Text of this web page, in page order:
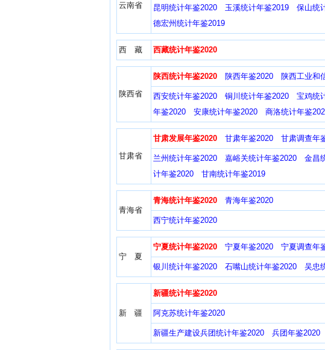
云南省 昆明统计年鉴2020 玉溪统计年鉴2019 保山统
德宏州统计年鉴2019
西 藏 西藏统计年鉴2020
陕西省
陕西统计年鉴2020 陕西年鉴2020 陕西工业和
西安统计年鉴2020 铜川统计年鉴2020 宝鸡统
年鉴2020
安康统计年鉴2020 商洛统计年鉴
甘肃省
甘肃发展年鉴2020 甘肃年鉴2020 甘肃调查年
兰州统计年鉴2020 嘉峪关统计年鉴2020 金昌
计年鉴2020
甘南统计年鉴2019
青海省
青海统计年鉴2020 青海年鉴2020
西宁统计年鉴2020
宁 夏
宁夏统计年鉴2020 宁夏年鉴2020 宁夏调查年
银川统计年鉴2020 石嘴山统计年鉴2020 吴忠
新 疆
新疆统计年鉴2020
阿克苏统计年鉴2020
新疆生产建设兵团统计年鉴2020 兵团年鉴2020